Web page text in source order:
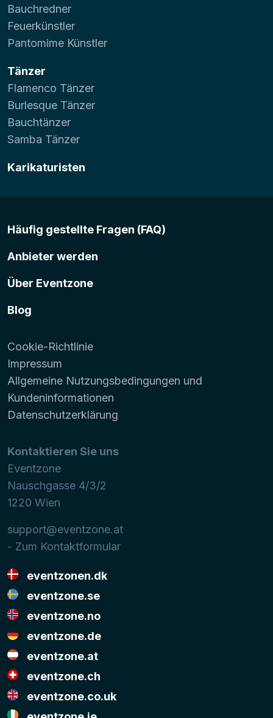
Bauchredner
Feuerkünstler
Pantomime Künstler
Tänzer
Flamenco Tänzer
Burlesque Tänzer
Bauchtänzer
Samba Tänzer
Karikaturisten
Häufig gestellte Fragen (FAQ)
Anbieter werden
Über Eventzone
Blog
Cookie-Richtlinie
Impressum
Allgemeine Nutzungsbedingungen und
Kundeninformationen
Datenschutzerklärung
Kontaktieren Sie uns
Eventzone
Nauschgasse 4/3/2
1220 Wien
support@eventzone.at
- Zum Kontaktformular
eventzonen.dk
eventzone.se
eventzone.no
eventzone.de
eventzone.at
eventzone.ch
eventzone.co.uk